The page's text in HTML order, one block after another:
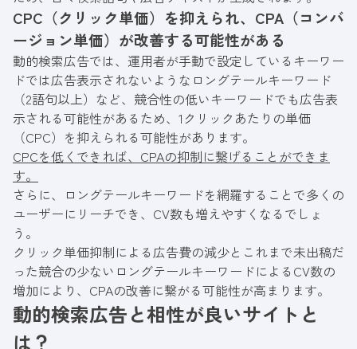
CPC（クリック単価）を抑えられ、CPA（コンバ
ージョン単価）が改善する可能性がある
動的検索広告では、運用者が手動で設定しているキーワー
ドでは広告表示されないようなロングテールキーワード
（2語句以上）など、競合性の低いキーワードでも広告表
示される可能性があるため、1クリックあたりの単価
（CPC）を抑えられる可能性があります。
CPCを低くできれば、CPAの抑制に繋げることができま
す。
さらに、ロングテールキーワードを網羅することで多くの
ユーザーにリーチでき、CV数も増えやすくなるでしょ
う。
クリック単価抑制による広告費の減少とこれまで未出稿だ
った競合の少ないロングテールキーワードによるCV数の
増加により、CPAの改善に繋がる可能性が高まります。
動的検索広告と相性が良いサイトと
は？